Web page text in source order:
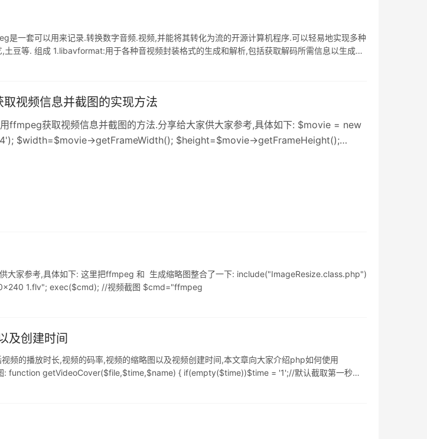
一套可以用来记录.转换数字音频.视频,并能将其转化为流的开源计算机程序.可以轻易地实现多种
豆等. 组成 1.libavformat:用于各种音视频封装格式的生成和解析,包括获取解码所需信息以生成解
视频信息并截图的实现方法
ffmpeg获取视频信息并截图的方法.分享给大家供大家参考,具体如下: $movie = new
$width=$movie->getFrameWidth(); $height=$movie->getFrameHeight();
大家参考,具体如下: 这里把ffmpeg 和 生成缩略图整合了一下: include("ImageResize.class.php")
1.flv"; exec($cmd); //视频截图 $cmd="ffmpeg
及创建时间
频的播放时长,视频的码率,视频的缩略图以及视频创建时间,本文章向大家介绍php如何使用
: function getVideoCover($file,$time,$name) { if(empty($time))$time = '1';//默认截取第一秒第